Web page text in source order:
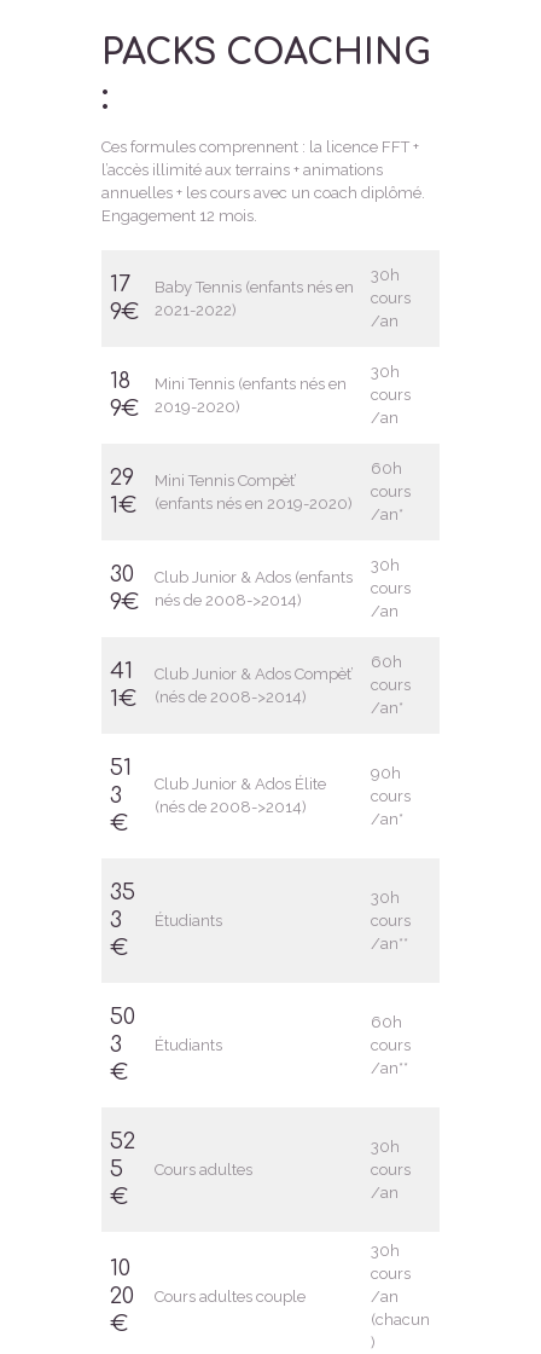
PACKS COACHING
:
Ces formules comprennent : la licence FFT +
l’accès illimité aux terrains + animations
annuelles + les cours avec un coach diplômé.
Engagement 12 mois.
17
9€
Baby Tennis (enfants nés en
2021-2022)
30h
cours
/an
18
9€
Mini Tennis (enfants nés en
2019-2020)
30h
cours
/an
29
1€
Mini Tennis Compèt’
(enfants nés en 2019-2020)
60h
cours
/an*
30
9€
Club Junior & Ados (enfants
nés de 2008->2014)
30h
cours
/an
41
1€
Club Junior & Ados Compèt’
(nés de 2008->2014)
60h
cours
/an*
51
3
€
Club Junior & Ados Élite
(nés de 2008->2014)
90h
cours
/an*
35
3
€
Étudiants
30h
cours
/an**
50
3
€
Étudiants
60h
cours
/an**
52
5
€
Cours adultes
30h
cours
/an
10
20
€
Cours adultes couple
30h
cours
/an
(chacun
)